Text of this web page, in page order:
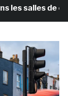
de classe